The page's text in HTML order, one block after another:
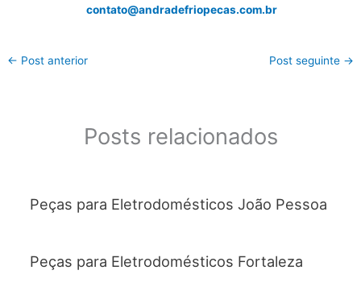
contato@andradefriopecas.com.br
← Post anterior Post seguinte →
Posts relacionados
Peças para Eletrodomésticos João Pessoa
Peças para Eletrodomésticos Fortaleza